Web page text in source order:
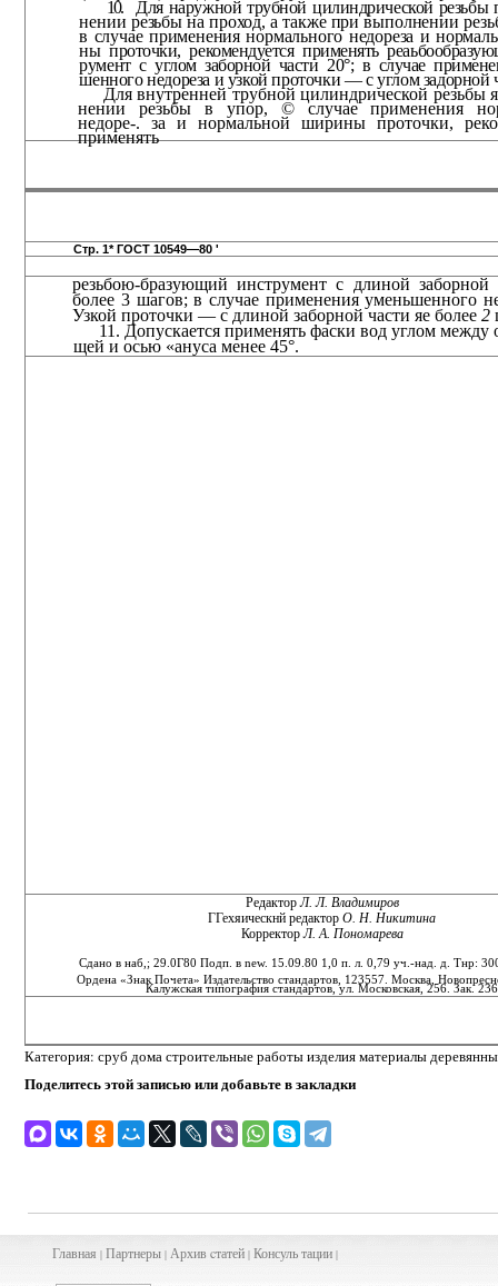
10.
Для наружной трубной цилиндрической резьбы
нении резьбы на проход, а также при выполнении
в случае применения нормального недореза и
ны проточки, рекомендуется применять
румент с углом заборной части 20°; в случае
шенного недореза и узкой проточки — с углом задорной
Для внутренней трубной цилиндрической резьбы
нении резьбы в упор, © случае применения
недоре-. за и нормальной ширины проточки,
применять
Стр. 1* ГОСТ 10549—80 '
резьбою-бразующий инструмент с длиной заборной
более 3 шагов; в случае применения уменьшенного
Узкой проточки — с длиной заборной части яе более2
11. Допускается применять фаски вод углом
щей и осью «ануса менее 45°.
РедакторЛ. Л. Владимиров
ГГехяическнй редакторО. Н. Никитина
КорректорЛ. А. Пономарева
Сдано в наб,; 29.0Г80 Подп. в new. 15.09.80 1,0 п. л. 0,79 уч.-над. д. Тнр:
Ордена «Знак Почета» Издательство стандартов, 123557. Москва,
Калужская типография стандартов, ул. Московская, 256. Зак.
Категория: сруб дома строительные работы изделия материалы
Поделитесь этой записью или добавьте в закладки
Главная | Партнеры| Архив cтатей| Консуль тации|